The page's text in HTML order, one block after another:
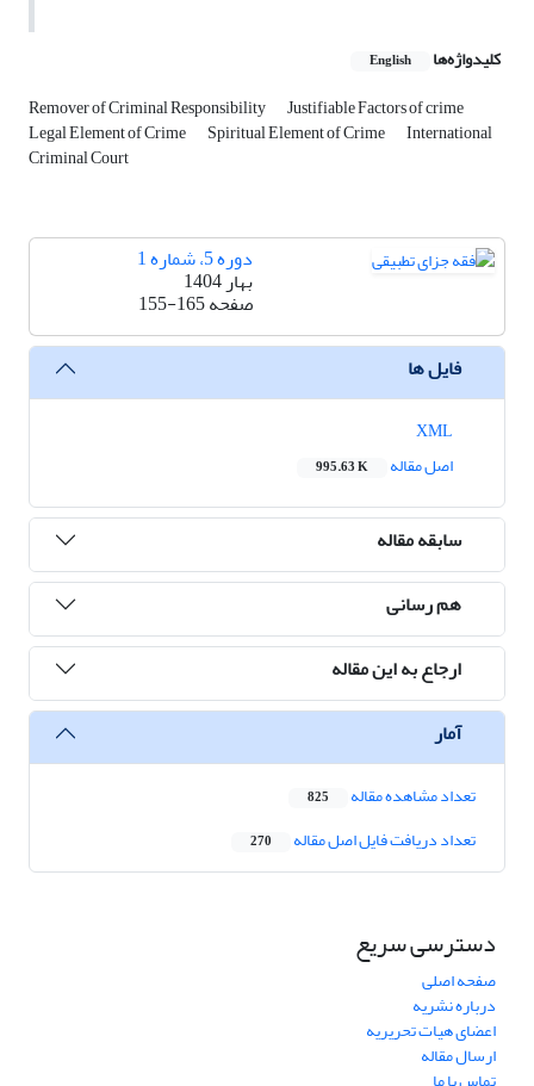
کلیدواژه‌ها English
Remover of Criminal Responsibility Justifiable Factors of crime
Legal Element of Crime Spiritual Element of Crime International
Criminal Court
دوره 5، شماره 1
بهار 1404
صفحه155-165
فایل ها
اصل مقاله
995.63 K
سابقه مقاله
هم رسانی
ارجاع به این مقاله
آمار
تعداد مشاهده مقاله 825
تعداد دریافت فایل اصل مقاله 270
دسترسی سریع
صفحه اصلی
درباره نشریه
اعضای هیات تحریریه
ارسال مقاله